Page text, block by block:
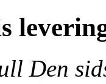
Den